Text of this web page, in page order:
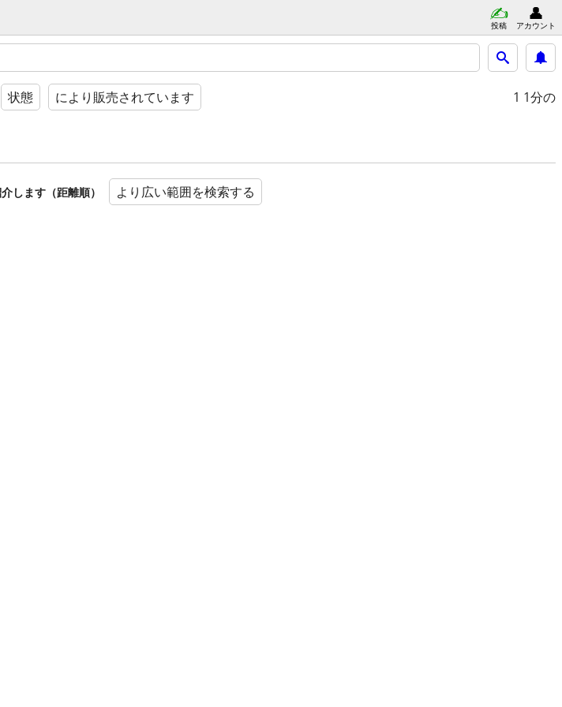
投稿 アカウント
状態 により販売されています 1 1分の
します（距離順） より広い範囲を検索する